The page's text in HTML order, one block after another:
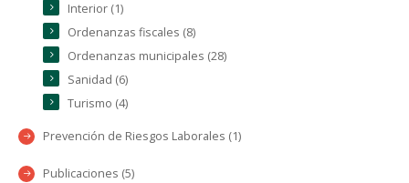
Interior (1)
Ordenanzas fiscales (8)
Ordenanzas municipales (28)
Sanidad (6)
Turismo (4)
Prevención de Riesgos Laborales (1)
Publicaciones (5)